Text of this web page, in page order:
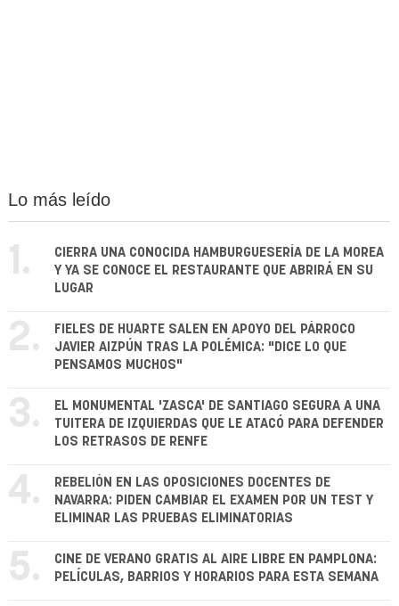
Lo más leído
1.
CIERRA UNA CONOCIDA HAMBURGUESERÍA DE LA MOREA
Y YA SE CONOCE EL RESTAURANTE QUE ABRIRÁ EN SU
LUGAR
2.
FIELES DE HUARTE SALEN EN APOYO DEL PÁRROCO
JAVIER AIZPÚN TRAS LA POLÉMICA: "DICE LO QUE
PENSAMOS MUCHOS"
3.
EL MONUMENTAL 'ZASCA' DE SANTIAGO SEGURA A UNA
TUITERA DE IZQUIERDAS QUE LE ATACÓ PARA DEFENDER
LOS RETRASOS DE RENFE
4.
REBELIÓN EN LAS OPOSICIONES DOCENTES DE
NAVARRA: PIDEN CAMBIAR EL EXAMEN POR UN TEST Y
ELIMINAR LAS PRUEBAS ELIMINATORIAS
5.
CINE DE VERANO GRATIS AL AIRE LIBRE EN PAMPLONA:
PELÍCULAS, BARRIOS Y HORARIOS PARA ESTA SEMANA